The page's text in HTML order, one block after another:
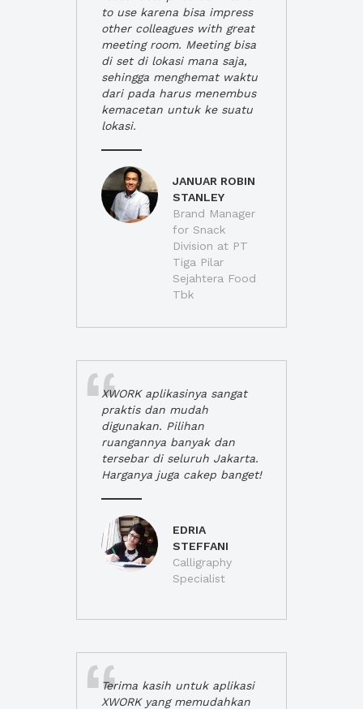
to use karena bisa impress
other colleagues with great
meeting room. Meeting bisa
di set di lokasi mana saja,
sehingga menghemat waktu
dari pada harus menembus
kemacetan untuk ke suatu
lokasi.
JANUAR ROBIN
STANLEY
Brand Manager
for Snack
Division at PT
Tiga Pilar
Sejahtera Food
Tbk
XWORK aplikasinya sangat
praktis dan mudah
digunakan. Pilihan
ruangannya banyak dan
tersebar di seluruh Jakarta.
Harganya juga cakep banget!
EDRIA
STEFFANI
Calligraphy
Specialist
Terima kasih untuk aplikasi
XWORK yang memudahkan